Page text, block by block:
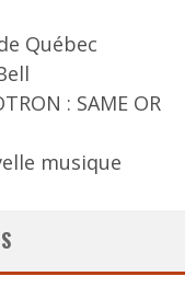
Québec
: SAME OR
musique